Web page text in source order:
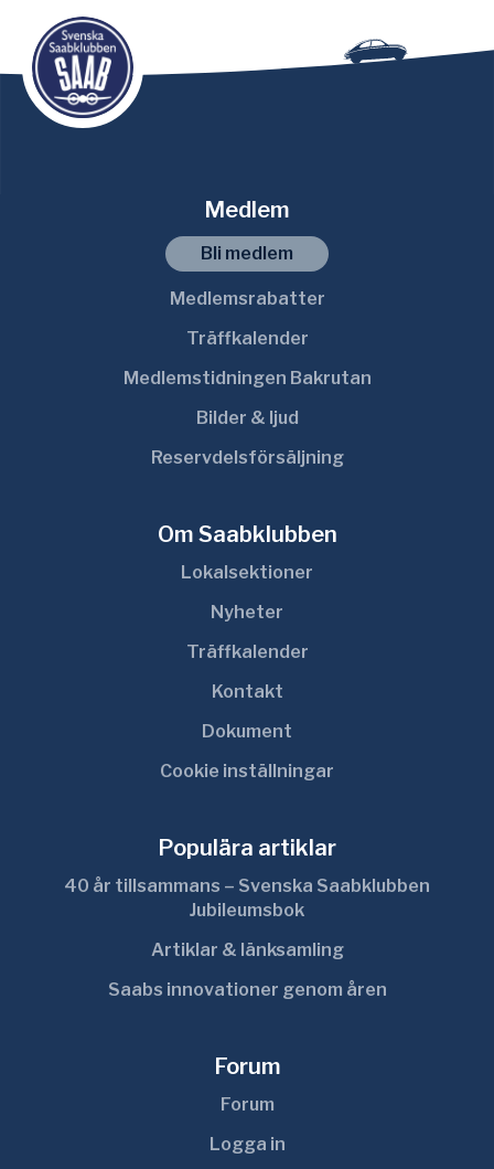
Medlem
Bli medlem
Medlemsrabatter
Träffkalender
Medlemstidningen Bakrutan
Bilder & ljud
Reservdelsförsäljning
Om Saabklubben
Lokalsektioner
Nyheter
Träffkalender
Kontakt
Dokument
Cookie inställningar
Populära artiklar
40 år tillsammans – Svenska Saabklubben
Jubileumsbok
Artiklar & länksamling
Saabs innovationer genom åren
Forum
Forum
Logga in